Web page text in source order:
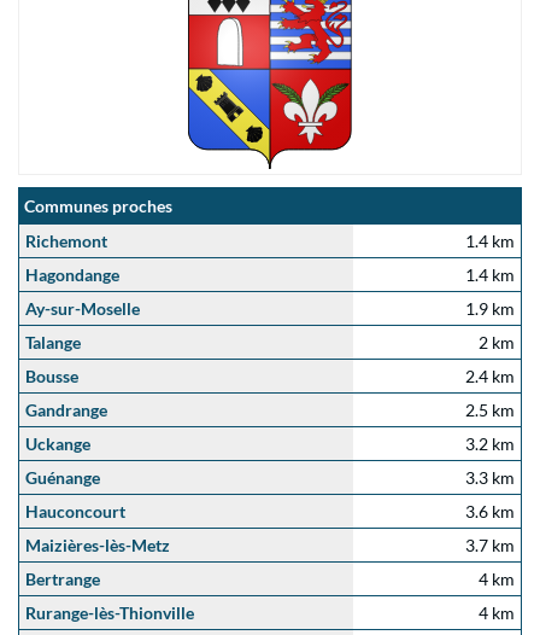
Communes proches
Richemont
1.4 km
Hagondange
1.4 km
Ay-sur-Moselle
1.9 km
Talange
2 km
Bousse
2.4 km
Gandrange
2.5 km
Uckange
3.2 km
Guénange
3.3 km
Hauconcourt
3.6 km
Maizières-lès-Metz
3.7 km
Bertrange
4 km
Rurange-lès-Thionville
4 km